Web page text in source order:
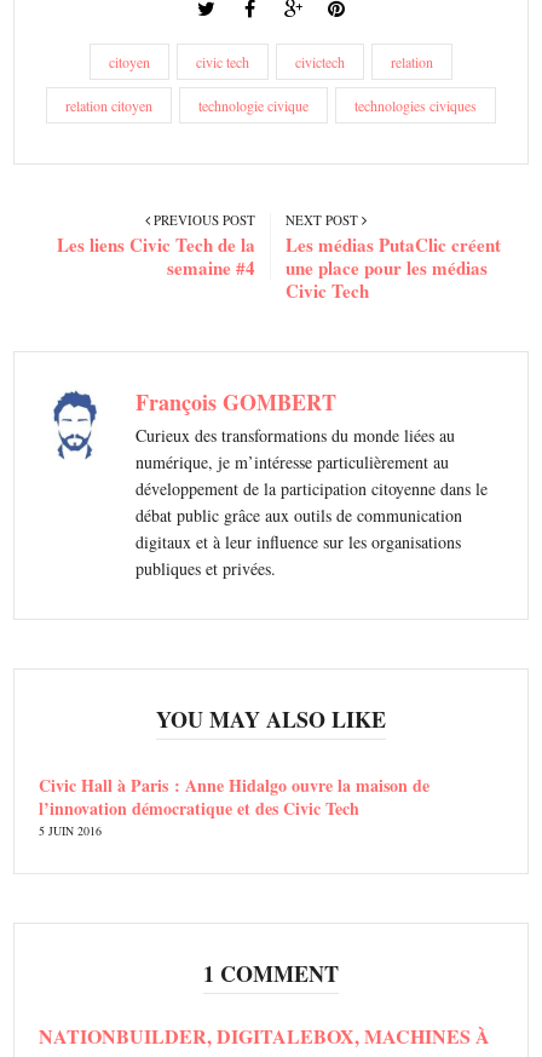
citoyen civic tech civictech relation
relation citoyen technologie civique technologies civiques
NEXT POST
Les médias PutaClic créent
une place pour les médias
Civic Tech
PREVIOUS POST
Les liens Civic Tech de la
semaine #4
François GOMBERT
Curieux des transformations du monde liées au
numérique, je m’intéresse particulièrement au
développement de la participation citoyenne dans le
débat public grâce aux outils de communication
digitaux et à leur influence sur les organisations
publiques et privées.
YOU MAY ALSO LIKE
Civic Hall à Paris : Anne Hidalgo ouvre la maison de
l’innovation démocratique et des Civic Tech
5 JUIN 2016
1 COMMENT
NATIONBUILDER, DIGITALEBOX, MACHINES À